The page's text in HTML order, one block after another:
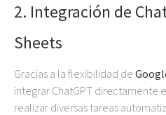
2. Integración de
Sheets
Gracias a la flexibilidad de
integrar ChatGPT directamente
realizar diversas tareas